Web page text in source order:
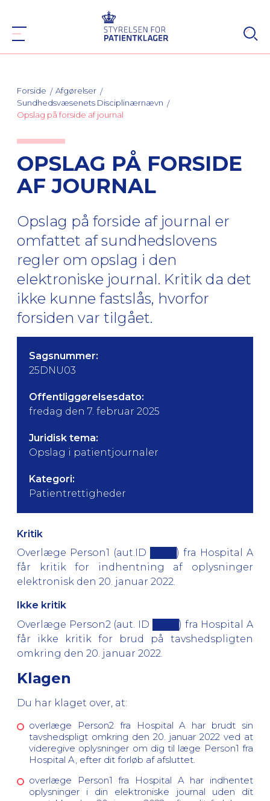
Forside
Afgørelser
Sundhedsvæsenets Disciplinærnævn
Opslag på forside af journal
OPSLAG PÅ FORSIDE
AF JOURNAL
Opslag på forside af journal er
omfattet af sundhedslovens
regler om opslag i den
elektroniske journal. Kritik da det
ikke kunne fastslås, hvorfor
forsiden var tilgået.
Sagsnummer:
25DNU03
Offentliggørelsesdato:
fredag den 7. februar 2025
Juridisk tema:
Opslag i patientjournaler
Kategori:
Patientrettigheder
Kritik
Overlæge Person1 (aut.ID ████) fra Hospital A
får kritik for indhentning af oplysninger
elektronisk den 20. januar 2022.
Ikke kritik
Overlæge Person2 (aut. ID ████) fra Hospital A
får ikke kritik for brud på tavshedspligten
omkring den 20. januar 2022.
Klagen
Du har klaget over, at:
overlæge Person2 fra Hospital A har brudt sin
tavshedspligt omkring den 20. januar 2022 ved at
videregive oplysninger om dig til læge Person1 fra
Hospital A, efter dit forløb af afsluttet.
overlæge Person1 fra Hospital A har indhentet
oplysninger i din elektroniske journal uden dit